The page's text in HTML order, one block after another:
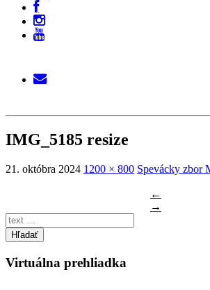
IMG_5185 resize
21. októbra 2024 1200 × 800 Spevácky zbor
←
→
Hľadať
Virtuálna prehliadka